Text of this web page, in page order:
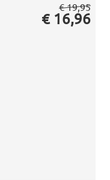
€ 19,95
€ 16,96